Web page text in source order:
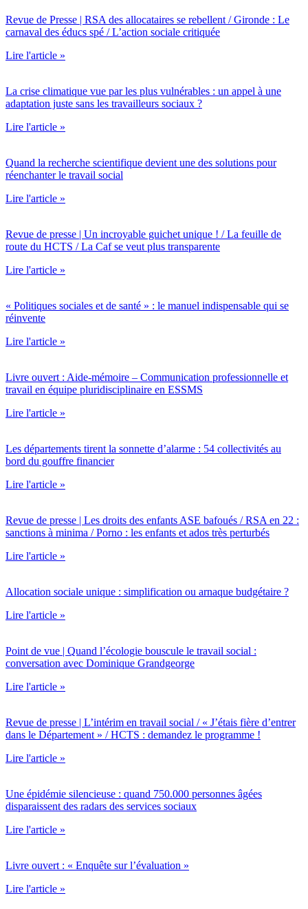
Revue de Presse | RSA des allocataires se rebellent / Gironde : Le
carnaval des éducs spé / L’action sociale critiquée
Lire l'article »
La crise climatique vue par les plus vulnérables : un appel à une
adaptation juste sans les travailleurs sociaux ?
Lire l'article »
Quand la recherche scientifique devient une des solutions pour
réenchanter le travail social
Lire l'article »
Revue de presse | Un incroyable guichet unique ! / La feuille de
route du HCTS / La Caf se veut plus transparente
Lire l'article »
« Politiques sociales et de santé » : le manuel indispensable qui se
réinvente
Lire l'article »
Livre ouvert : Aide-mémoire – Communication professionnelle et
travail en équipe pluridisciplinaire en ESSMS
Lire l'article »
Les départements tirent la sonnette d’alarme : 54 collectivités au
bord du gouffre financier
Lire l'article »
Revue de presse | Les droits des enfants ASE bafoués / RSA en 22 :
sanctions à minima / Porno : les enfants et ados très perturbés
Lire l'article »
Allocation sociale unique : simplification ou arnaque budgétaire ?
Lire l'article »
Point de vue | Quand l’écologie bouscule le travail social :
conversation avec Dominique Grandgeorge
Lire l'article »
Revue de presse | L’intérim en travail social / « J’étais fière d’entrer
dans le Département » / HCTS : demandez le programme !
Lire l'article »
Une épidémie silencieuse : quand 750.000 personnes âgées
disparaissent des radars des services sociaux
Lire l'article »
Livre ouvert : « Enquête sur l’évaluation »
Lire l'article »